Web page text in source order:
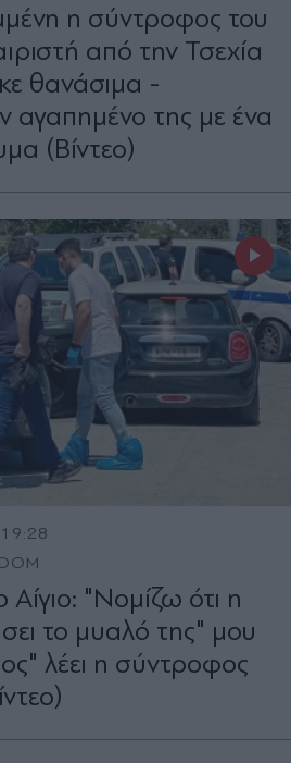
η σύντροφος του
από την Τσεχία
θανάσιμα -
αγαπημένο της με ένα
(Βίντεο)
"Νομίζω ότι η
το μυαλό της" μου
λέει η σύντροφος